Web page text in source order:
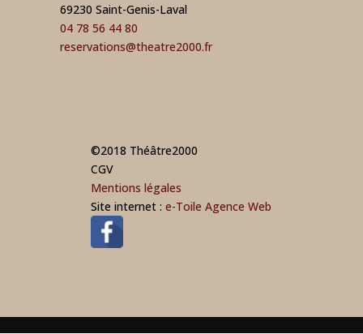
69230 Saint-Genis-Laval
04 78 56 44 80
reservations@theatre2000.fr
©2018 Théâtre2000
CGV
Mentions légales
Site internet :e-Toile Agence Web